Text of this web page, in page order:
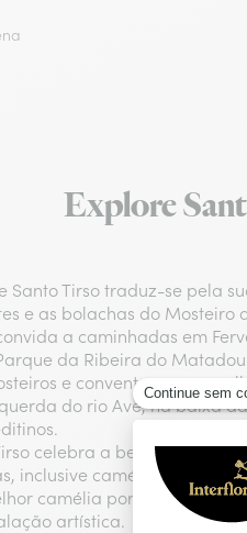
Explore
Tirso traduz-se pela
e as bolachas do Mosteiro
a caminhadas em
da Ribeira do
e conventos que,
do rio Ave, na baixa
celebra a beleza e a
inclusive camélias. Os
camélia por espécie.
artística.